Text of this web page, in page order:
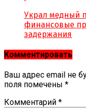
Украл медный
финансовые
задержания
Комментировать
Ваш адрес email не
поля помечены *
Комментарий *